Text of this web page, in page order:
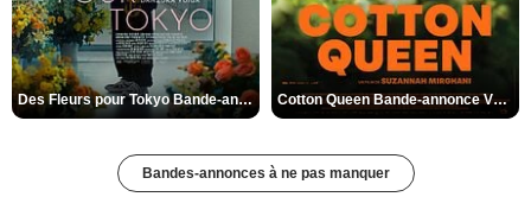
Des Fleurs pour Tokyo Bande-annonce VO STFR Cotton Queen Bande-annonce VO STFR
Bandes-annonces à ne pas manquer